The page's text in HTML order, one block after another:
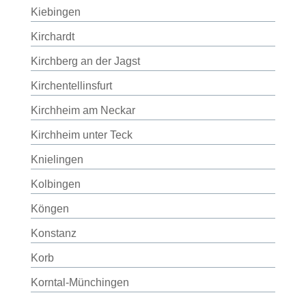
Kiebingen
Kirchardt
Kirchberg an der Jagst
Kirchentellinsfurt
Kirchheim am Neckar
Kirchheim unter Teck
Knielingen
Kolbingen
Köngen
Konstanz
Korb
Korntal-Münchingen